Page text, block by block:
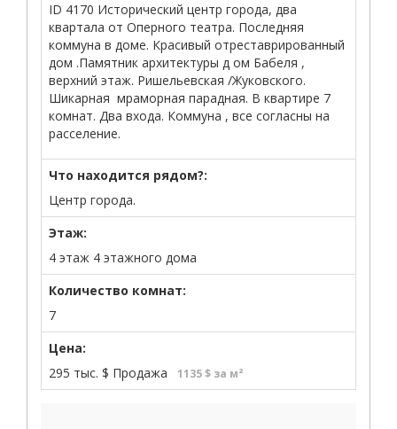
ID 4170 Исторический центр города, два
квартала от Оперного театра. Последняя
коммуна в доме. Красивый отреставрированный
дом .Памятник архитектуры д ом Бабеля ,
верхний этаж. Ришельевская /Жуковского.
Шикарная мраморная парадная. В квартире 7
комнат. Два входа. Коммуна , все согласны на
расселение.
Что находится рядом?:
Центр города.
Этаж:
4 этаж 4 этажного дома
Количество комнат:
7
Цена:
295 тыс. $ Продажа 1135 $ за м²